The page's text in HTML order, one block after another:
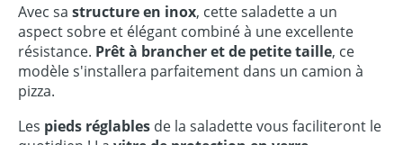
Avec sa structure en inox, cette saladette a un
aspect sobre et élégant combiné à une excellente
résistance. Prêt à brancher et de petite taille, ce
modèle s'installera parfaitement dans un camion à
pizza.
Les pieds réglables de la saladette vous faciliteront le